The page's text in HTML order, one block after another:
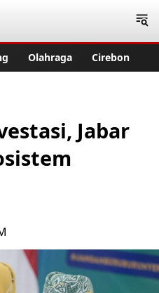
Olahraga Cirebon
Jabar